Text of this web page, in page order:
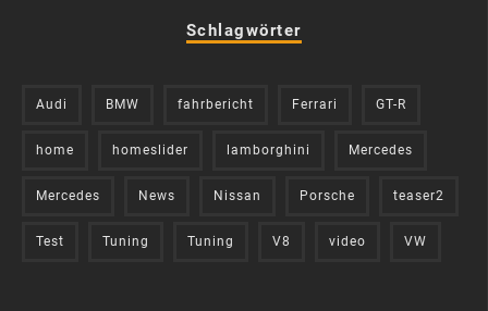
Schlagwörter
Audi BMW fahrbericht Ferrari GT-R
home homeslider lamborghini Mercedes
Mercedes News Nissan Porsche teaser2
Test Tuning Tuning V8 video VW